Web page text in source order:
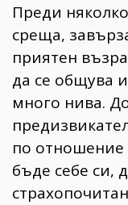
Преди
среща,
приятен
да се общува
много нива.
по отношение
бъде себе си,